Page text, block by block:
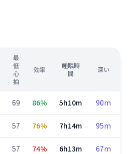
最
低
心
拍
効率
睡眠時
間
深い
69 86% 5h10m 90m
57 76% 7h14m 95m
57 74% 6h13m 67m